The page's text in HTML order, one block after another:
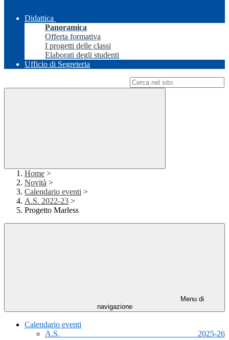
Didattica
Panoramica
Offerta formativa
I progetti delle classi
Elaborati degli studenti
Ufficio di Segreteria
Home >
Novità >
Calendario eventi >
A.S. 2022-23 >
Progetto Marless
Menu di
navigazione
Calendario eventi
A.S. 2025-26